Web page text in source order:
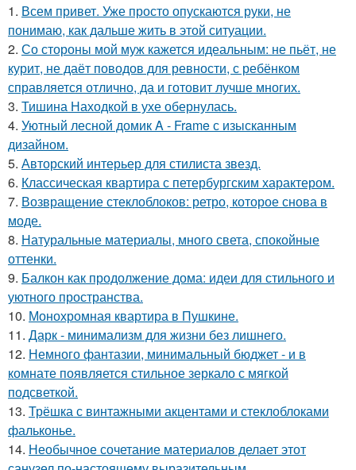
1. Всем привет. Уже просто опускаются руки, не
понимаю, как дальше жить в этой ситуации.
2. Со стороны мой муж кажется идеальным: не пьёт, не
курит, не даёт поводов для ревности, с ребёнком
справляется отлично, да и готовит лучше многих.
3. Тишина Находкой в ухе обернулась.
4. Уютный лесной домик A - Frame с изысканным
дизайном.
5. Авторский интерьер для стилиста звезд.
6. Классическая квартира с петербургским характером.
7. Возвращение стеклоблоков: ретро, которое снова в
моде.
8. Натуральные материалы, много света, спокойные
оттенки.
9. Балкон как продолжение дома: идеи для стильного и
уютного пространства.
10. Монохромная квартира в Пушкине.
11. Дарк - минимализм для жизни без лишнего.
12. Немного фантазии, минимальный бюджет - и в
комнате появляется стильное зеркало с мягкой
подсветкой.
13. Трёшка с винтажными акцентами и стеклоблоками
фальконье.
14. Необычное сочетание материалов делает этот